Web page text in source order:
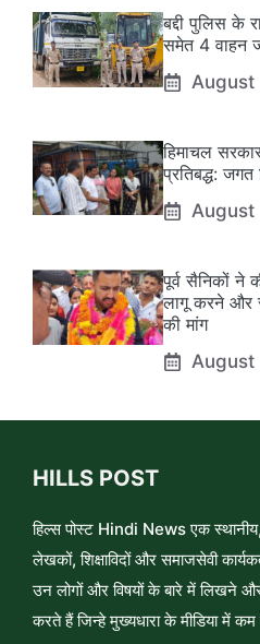
बद्दी पुलिस के
समेत 4 वाहन
August
हिमाचल
प्रतिबद्ध: जगत
August
पूर्व सैनिकों ने
लागू करने और
की मांग
August
HILLS POST
हिल्स पोस्ट Hindi News एक
लेखकों, शिक्षाविदों और समाजसेवी
उन लोगों और विषयों के बारे में लिखने
करते हैं जिन्हे मुख्यधारा के मीडिया में कम